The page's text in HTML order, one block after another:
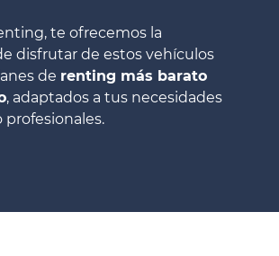
te ofrecemos la
disfrutar de estos vehículos
de renting más barato
, adaptados a tus necesidades
profesionales.